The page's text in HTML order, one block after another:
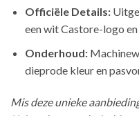
Officiële Details:
een wit Castore-logo
Onderhoud:
dieprode kleur en
Mis deze unieke